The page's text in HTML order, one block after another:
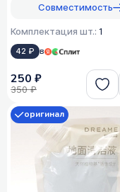
Совместимость
Комплектация шт.: 1
42 ₽ в
250 ₽
350 ₽
оригинал